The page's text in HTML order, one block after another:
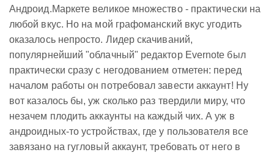
Андроид.Маркете великое множество - практически на
любой вкус. Но на мой графоманский вкус угодить
оказалось непросто. Лидер скачиваний,
популярнейший "облачный" редактор Evernote был
практически сразу с негодованием отметен: перед
началом работы он потребовал завести аккаунт! Ну
вот казалось бы, уж сколько раз твердили миру, что
незачем плодить аккаунты на каждый чих. А уж в
андроидных-то устройствах, где у пользователя все
завязано на гугловый аккаунт, требовать от него в